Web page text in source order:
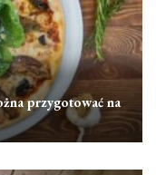
przygotować na